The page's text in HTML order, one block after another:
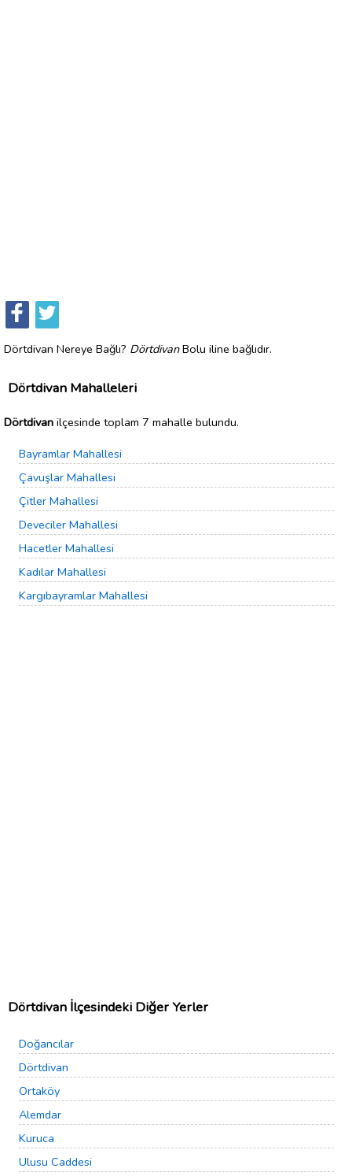
Dörtdivan Nereye Bağlı? DörtdivanBolu iline bağlıdır.
Dörtdivan Mahalleleri
Dörtdivan ilçesinde toplam 7 mahalle bulundu.
Bayramlar Mahallesi
Çavuşlar Mahallesi
Çitler Mahallesi
Deveciler Mahallesi
Hacetler Mahallesi
Kadılar Mahallesi
Kargıbayramlar Mahallesi
Dörtdivan İlçesindeki Diğer Yerler
Doğancılar
Dörtdivan
Ortaköy
Alemdar
Kuruca
Ulusu Caddesi